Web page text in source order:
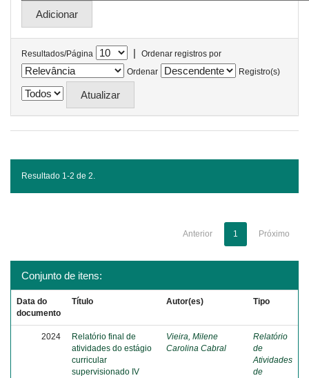
Resultados/Página |
Ordenar registros por
Ordenar
Registro(s)
Resultado 1-2 de 2.
Anterior 1 Próximo
Conjunto de itens:
Data do
documento
Título Autor(es) Tipo
2024
Relatório final de
atividades do estágio
curricular
supervisionado IV
Vieira, Milene
Carolina Cabral
Relatório
de
Atividades
de